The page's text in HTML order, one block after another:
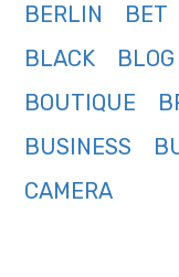
BERLIN
BET
BLACK
BLOG
BOUTIQUE
BUSINESS
CAMERA